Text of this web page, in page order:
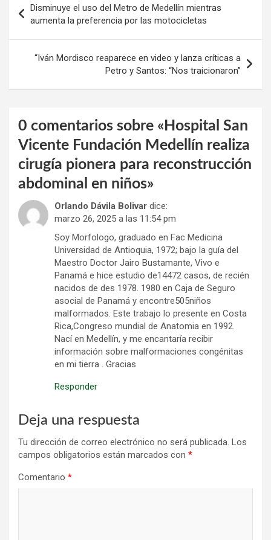
de
entradas
Disminuye el uso del Metro de Medellín mientras
aumenta la preferencia por las motocicletas
“Iván Mordisco reaparece en video y lanza críticas a
Petro y Santos: “Nos traicionaron”
0 comentarios sobre « Hospital San
Vicente Fundación Medellín realiza
cirugía pionera para reconstrucción
abdominal en niños»
Orlando Dávila Bolivar dice:
marzo 26, 2025 a las 11:54 pm
Soy Morfologo, graduado en Fac Medicina
Universidad de Antioquia, 1972; bajo la guía del
Maestro Doctor Jairo Bustamante, Vivo e
Panamá e hice estudio de14472 casos, de recién
nacidos de des 1978. 1980 en Caja de Seguro
asocial de Panamá y encontre505niños
malformados. Este trabajo lo presente en Costa
Rica,Congreso mundial de Anatomia en 1992.
Nací en Medellín, y me encantaría recibir
información sobre malformaciones congénitas
en mi tierra . Gracias
Responder
Deja una respuesta
Tu dirección de correo electrónico no será publicada. Los
campos obligatorios están marcados con *
Comentario *